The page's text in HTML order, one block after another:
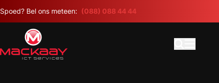
Spoed? Bel ons meteen: (088) 088 44 44